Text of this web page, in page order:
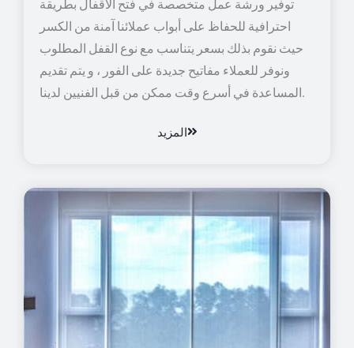
توفير ورشة عمل متخصصة في فتح الأقفال بطريقة
احترافية للحفاظ على أبواب عملائنا آمنة من الكسر
حيث نقوم بذلك بسعر يتناسب مع نوع القفل المطلوب
ونوفر للعملاء مفاتيح جديدة على الفور ، و يتم تقديم
المساعدة في أسرع وقت ممكن من قبل الفنيين لدينا.
المزيد